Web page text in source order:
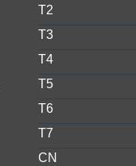
T2
T3
T4
T5
T6
T7
CN